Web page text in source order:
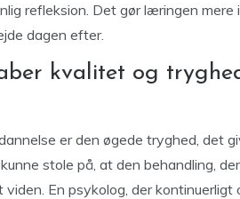
refleksion. Det gør læringen mere
dagen efter.
kvalitet og
er den øgede tryghed, det
stole på, at den behandling,
En psykolog, der kontinuerligt